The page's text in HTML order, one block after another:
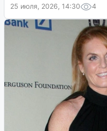
25 июля, 2026, 14:30
4